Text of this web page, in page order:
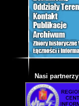
Nasi partnerzy